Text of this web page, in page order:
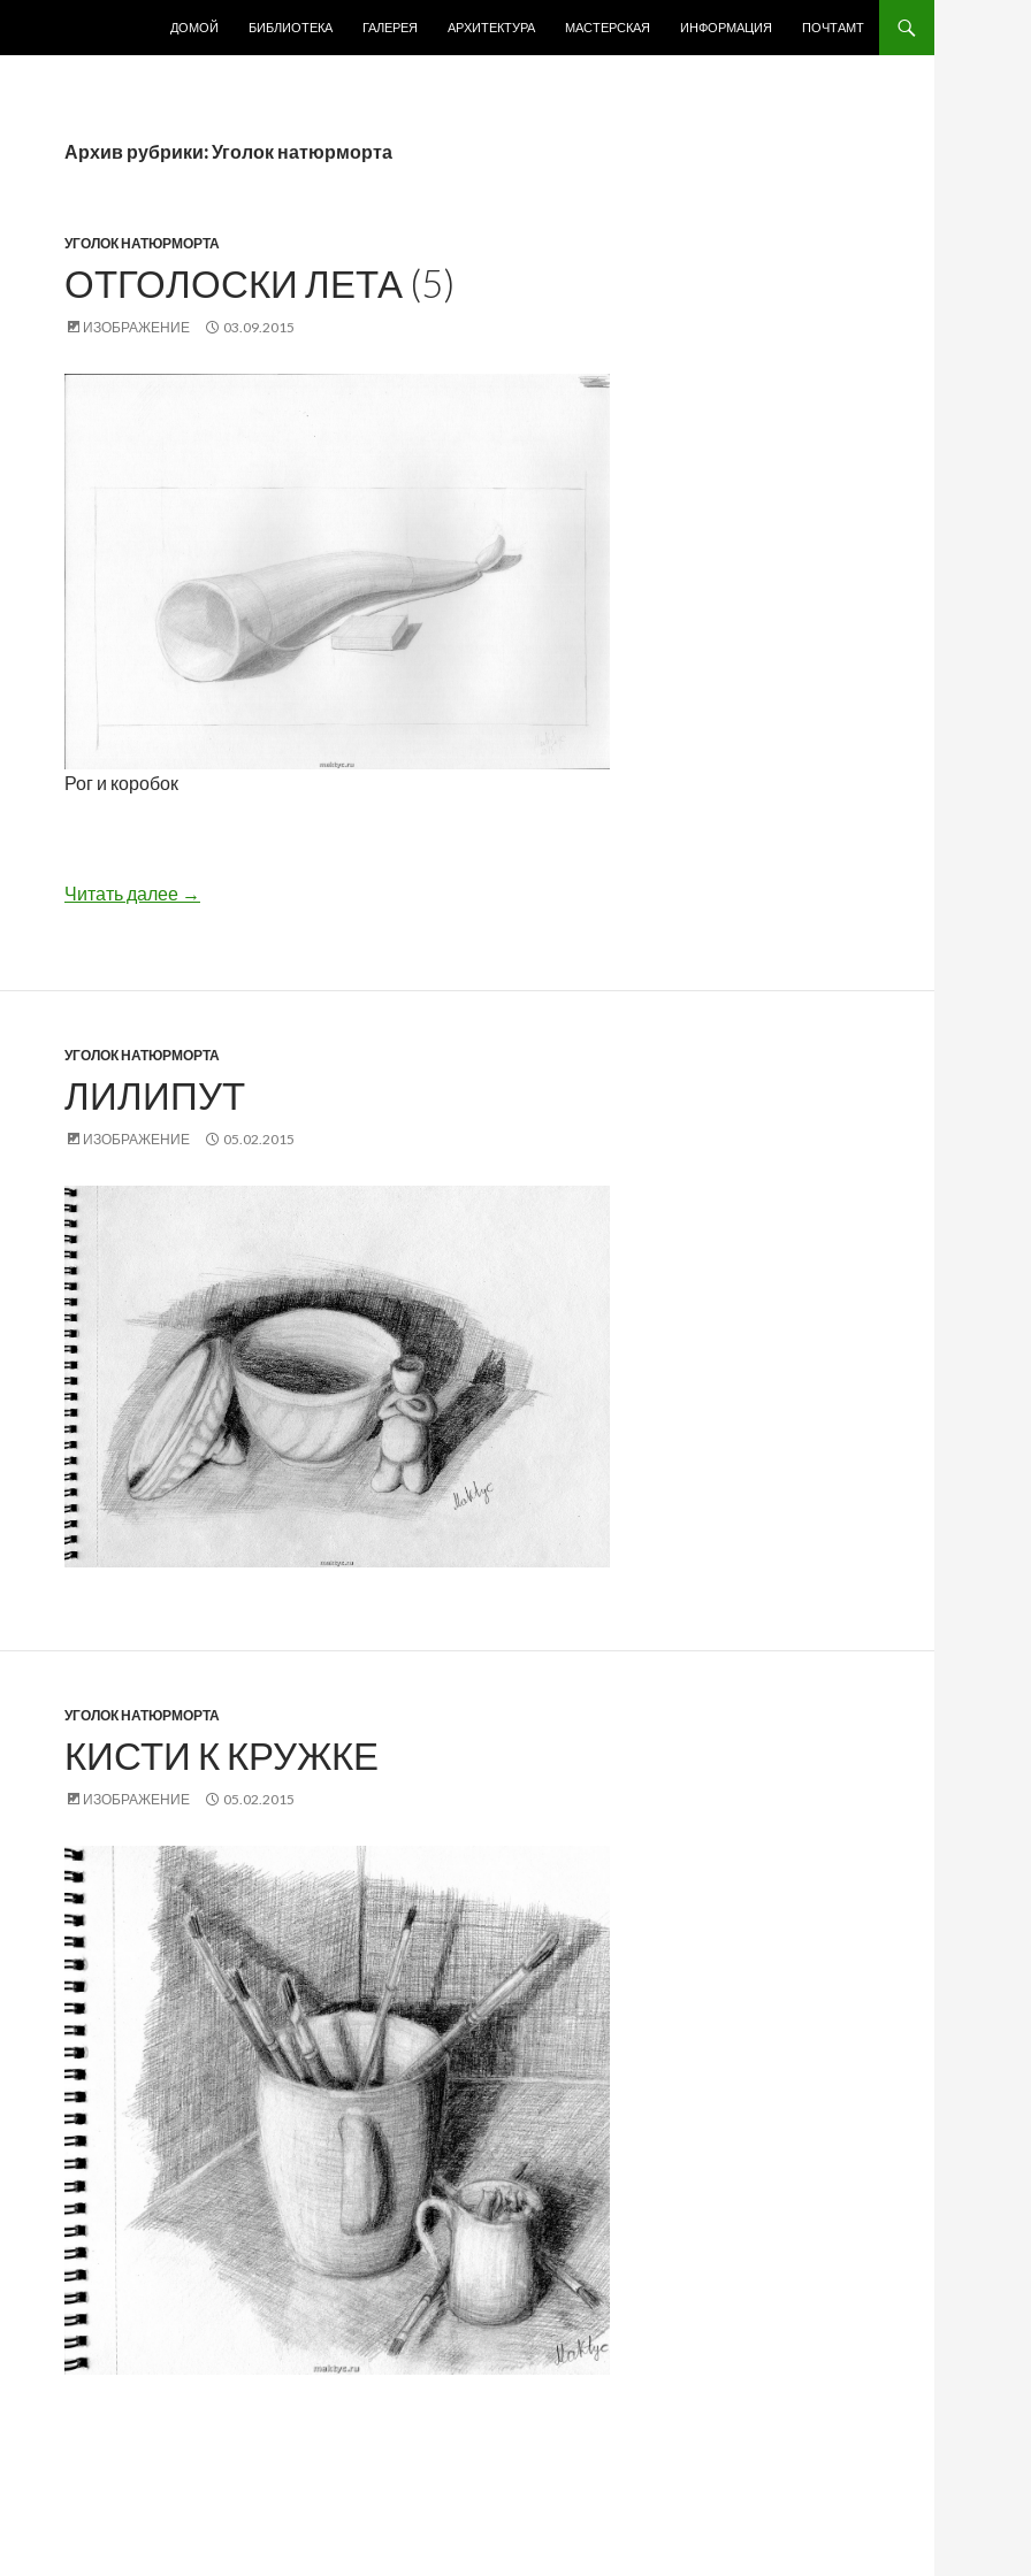
ДОМОЙ
БИБЛИОТЕКА ГАЛЕРЕЯ АРХИТЕКТУРА МАСТЕРСКАЯ ИНФОРМАЦИЯ ПОЧТАМТ
Архив рубрики: Уголок натюрморта
УГОЛОК НАТЮРМОРТА
ОТГОЛОСКИ ЛЕТА (5)
ИЗОБРАЖЕНИЕ 03.09.2015
Рог и коробок
Читать далее Отголоски лета (5)
→
УГОЛОК НАТЮРМОРТА
ЛИЛИПУТ
ИЗОБРАЖЕНИЕ 05.02.2015
УГОЛОК НАТЮРМОРТА
КИСТИ К КРУЖКЕ
ИЗОБРАЖЕНИЕ 05.02.2015